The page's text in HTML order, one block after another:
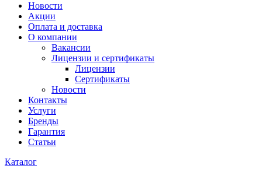
Новости
Акции
Оплата и доставка
О компании
Вакансии
Лицензии и сертификаты
Лицензии
Сертификаты
Новости
Контакты
Услуги
Бренды
Гарантия
Статьи
Каталог